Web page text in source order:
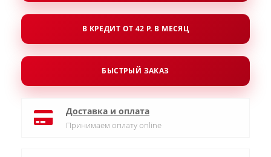
В КРЕДИТ ОТ 42 Р. В МЕСЯЦ
БЫСТРЫЙ ЗАКАЗ
Доставка и оплата
Принимаем оплату online